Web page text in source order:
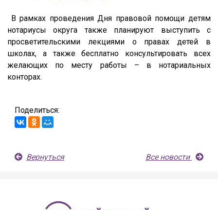
В рамках проведения Дня правовой помощи детям
нотариусы округа также планируют выступить с
просветительскими лекциями о правах детей в
школах, а также бесплатно консультировать всех
желающих по месту работы – в нотариальных
конторах.
Поделиться:
Вернуться Все новости